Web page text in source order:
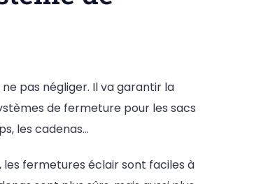
pas négliger. Il va garantir la
de fermeture pour les sacs
les cadenas…
les fermetures éclair sont faciles à